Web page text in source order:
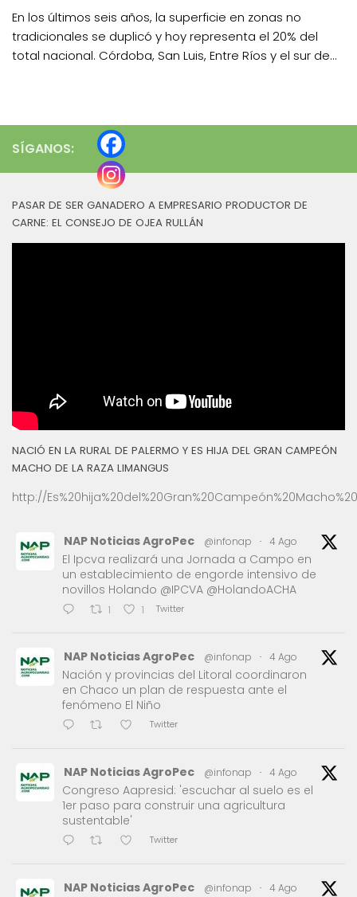
En los últimos seis años, la superficie en zonas no
tradicionales se duplicó y hoy representa el 20% del
total nacional. Córdoba, San Luis, Entre Ríos y el sur de...
SÍGANOS:
PASAR DE SER GANADERO A EMPRESARIO PRODUCTOR DE
CARNE: EL CONSEJO DE OJEA RULLÁN
NACIÓ EN LA RURAL DE PALERMO Y ES HIJA DEL GRAN CAMPEÓN
MACHO DE LA RAZA LIMANGUS
http://
NAP Noticias AgroPec @infonap · 4 Ago
El Ipcva realizará una Jornada a Campo en
un establecimiento de engorde intensivo de
novillos Holando @IPCVA @HolandoACHA
1 1 Twitter
NAP Noticias AgroPec @infonap · 4 Ago
Nación y provincias del Litoral coordinaron
en Chaco un plan de respuesta ante el
fenómeno El Niño
Twitter
NAP Noticias AgroPec @infonap · 4 Ago
Congreso Aapresid: 'escuchar al suelo es el
1er paso para construir una agricultura
sustentable'
Twitter
NAP Noticias AgroPec @infonap · 4 Ago